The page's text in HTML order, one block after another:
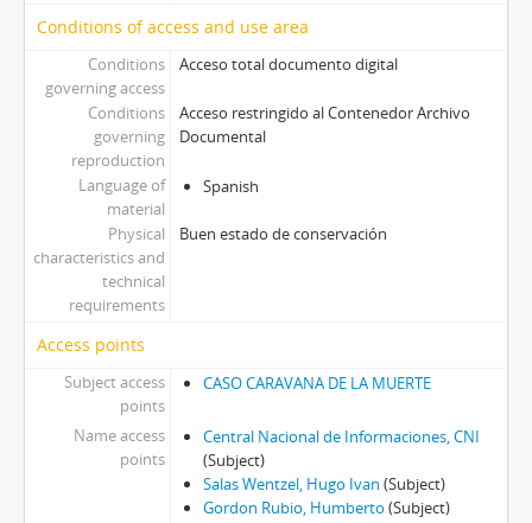
Conditions of access and use area
Conditions
governing access
Acceso total documento digital
Conditions
governing
reproduction
Acceso restringido al Contenedor Archivo
Documental
Language of
material
Spanish
Physical
characteristics and
technical
requirements
Buen estado de conservación
Access points
Subject access
points
CASO CARAVANA DE LA MUERTE
Name access
points
Central Nacional de Informaciones, CNI
(Subject)
Salas Wentzel, Hugo Ivan (Subject)
Gordon Rubio, Humberto (Subject)